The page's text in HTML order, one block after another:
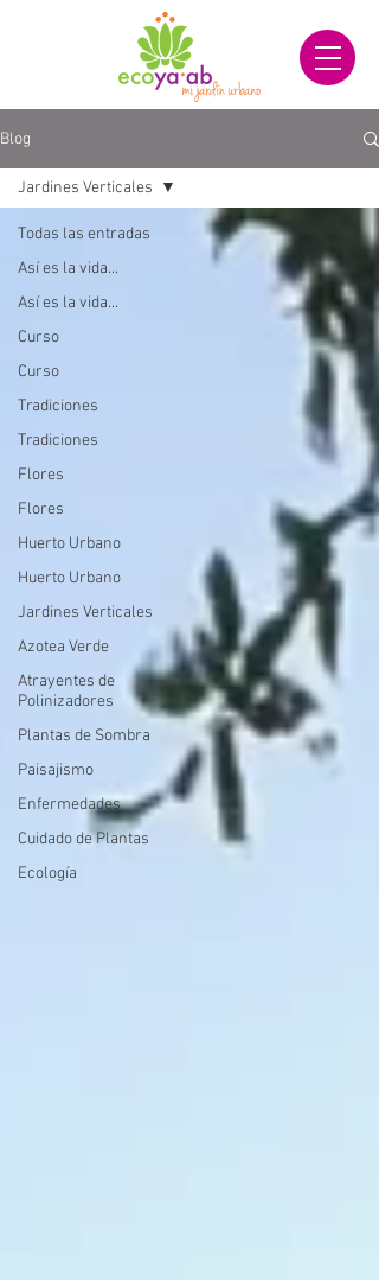
Blog
Todas las entradas
Así es la vida...
Así es la vida...
Curso
Curso
Tradiciones
Tradiciones
Flores
Flores
Huerto Urbano
Huerto Urbano
Jardines Verticales
Azotea Verde
Atrayentes de
Polinizadores
Plantas de Sombra
Paisajismo
Enfermedades
Cuidado de Plantas
Ecología
Jardines Verticales